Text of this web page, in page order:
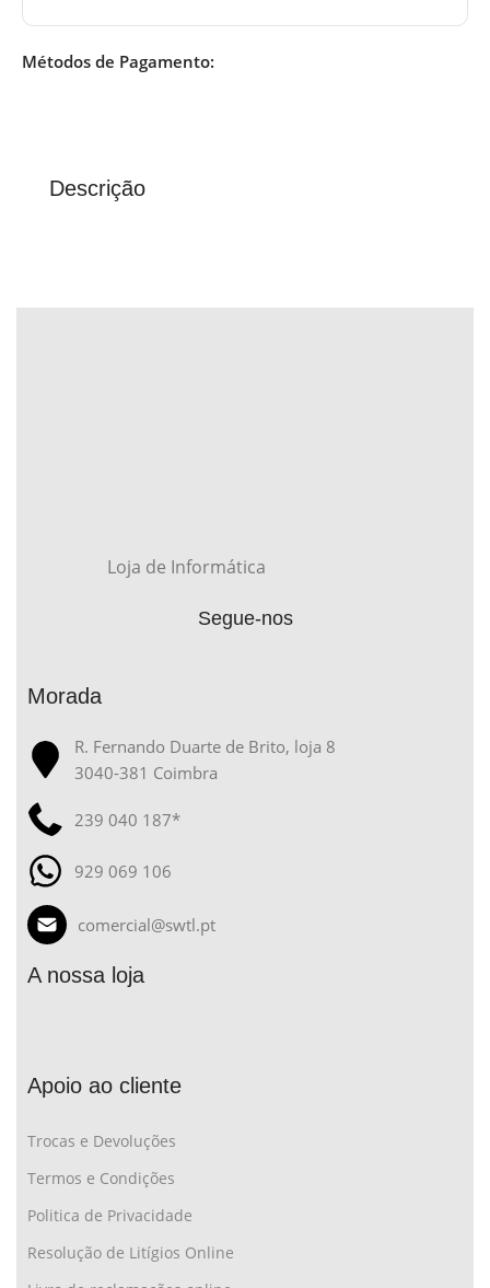
Métodos de Pagamento:
Descrição
Loja de Informática
Segue-nos
Morada
R. Fernando Duarte de Brito, loja 8
3040-381 Coimbra
239 040 187*
929 069 106
comercial@swtl.pt
A nossa loja
Apoio ao cliente
Trocas e Devoluções
Termos e Condições
Politica de Privacidade
Resolução de Litígios Online